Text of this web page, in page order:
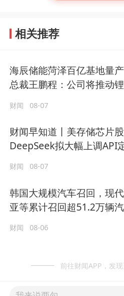
相关推荐
海辰储能菏泽百亿基地量
总裁王鹏程：公司将推动
财闻 08-07
财闻早知道丨美存储芯片
DeepSeek拟大幅上调API
财闻 08-07
韩国大规模汽车召回，现
亚等累计召回超51.2万辆
财闻 08-06
前往财闻APP，发